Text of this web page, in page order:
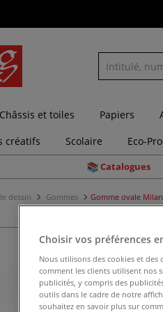
Châssis et toiles Papiers
créatifs Scolaire Eco-
Catalogues
dessin Gommes Gomme ovale Milan
Choisir vos préférences
Nous utilisons des cookies et
comment les clients utilisent nos
publicités, y compris des
outils dans le cadre de notre
souhaitez en savoir plus sur